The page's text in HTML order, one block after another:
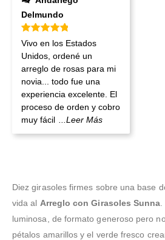
Delmundo
Valorado en 5 de 5
Vivo en los Estados
Unidos, ordené un
arreglo de rosas para mi
novia... todo fue una
experiencia excelente. El
proceso de orden y cobro
muy fácil
...Leer Más
Diez girasoles firmes sobre una base
vida al Arreglo con Girasoles Sunna
luminosa, de formato generoso pero
pétalos amarillos y el verde fresco